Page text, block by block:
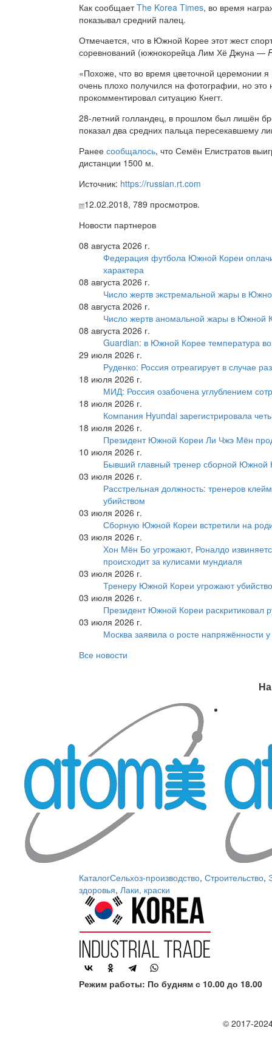
Как сообщаетThe Korea Times, во время
показывал средний палец.
Отмечается, что в Южной Корее этот жест
соревнований (южнокорейца Лим Хё Джуна —
«Похоже, что во время цветочной церемонии
очень плохо получился на фотографии, но
прокомментировал ситуацию Кнегт.
28-летний голландец, в прошлом был лишён
показал два средних пальца пересекавшему
Ранее сообщалось, что Семён Елистратов
дистанции 1500 м.
Источник: https://russian.rt.com
12.02.2018, 789 просмотров.
Новости партнеров
08 августа 2026 г.
Федерация футбола Южной Кореи
характера
08 августа 2026 г.
Число жертв экстремальной жары в
08 августа 2026 г.
Число жертв аномальной жары в Южной
08 августа 2026 г.
Guardian: в Южной Корее температура
29 июля 2026 г.
Руденко: Россия отреагирует в случае
18 июля 2026 г.
МИД: Россия озабочена углублением
18 июля 2026 г.
Компания Hyundai зарегистрировала
18 июля 2026 г.
Президент Южной Кореи Ли Чжэ Мён
10 июля 2026 г.
Бывший главный тренер сборной Южной
03 июля 2026 г.
Расстрельная должность: тренеров
убийством
03 июля 2026 г.
Сборную Южной Кореи встретили на
03 июля 2026 г.
Хон Мён Бо угрожают, Роналдо
происходит за кулисами мундиаля
03 июля 2026 г.
Тренеру Южной Кореи угрожают
03 июля 2026 г.
Президент Южной Кореи раскритиковал
03 июля 2026 г.
Москва заявила о росте
Все новости
КаталогСельхоз-производство, Строительство,
здоровья, Лаки, краски
Режим работы: По будням с 10.00 до 18.00
© 2017-